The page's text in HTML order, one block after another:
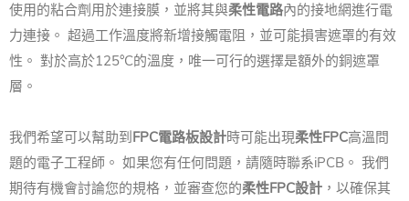
使用的粘合劑用於連接膜，並將其與柔性電路內的接地網進行電
力連接。 超過工作溫度將新增接觸電阻，並可能損害遮罩的有效
性。 對於高於125°C的溫度，唯一可行的選擇是額外的銅遮罩
層。
我們希望可以幫助到FPC電路板設計時可能出現柔性FPC高溫問
題的電子工程師。 如果您有任何問題，請隨時聯系iPCB。 我們
期待有機會討論您的規格，並審查您的柔性FPC設計 ，以確保其